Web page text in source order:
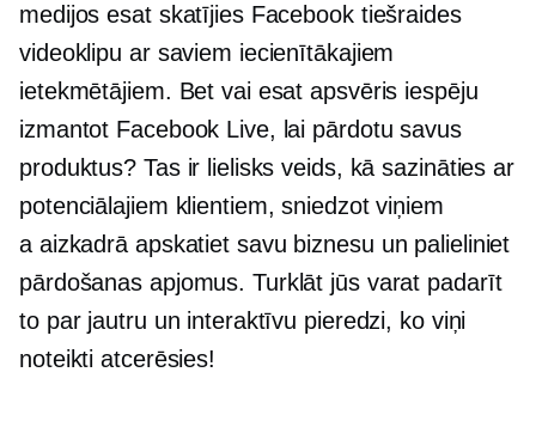
medijos esat skatījies Facebook tiešraides
videoklipu ar saviem iecienītākajiem
ietekmētājiem. Bet vai esat apsvēris iespēju
izmantot Facebook Live, lai pārdotu savus
produktus? Tas ir lielisks veids, kā sazināties ar
potenciālajiem klientiem, sniedzot viņiem
a aizkadrā apskatiet savu biznesu un palieliniet
pārdošanas apjomus. Turklāt jūs varat padarīt
to par jautru un interaktīvu pieredzi, ko viņi
noteikti atcerēsies!